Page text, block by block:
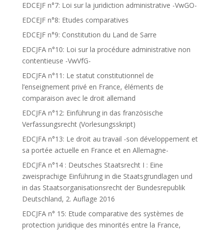
EDCEJF n°7: Loi sur la juridiction administrative -VwGO-
EDCEJF n°8: Etudes comparatives
EDCEJF n°9: Constitution du Land de Sarre
EDCJFA n°10: Loi sur la procédure administrative non
contentieuse -VwVfG-
EDCJFA n°11: Le statut constitutionnel de
l’enseignement privé en France, éléments de
comparaison avec le droit allemand
EDCJFA n°12: Einführung in das französische
Verfassungsrecht (Vorlesungsskript)
EDCJFA n°13: Le droit au travail -son développement et
sa portée actuelle en France et en Allemagne-
EDCJFA n°14 : Deutsches Staatsrecht I : Eine
zweisprachige Einführung in die Staatsgrundlagen und
in das Staatsorganisationsrecht der Bundesrepublik
Deutschland, 2. Auflage 2016
EDCJFA n° 15: Etude comparative des systèmes de
protection juridique des minorités entre la France,